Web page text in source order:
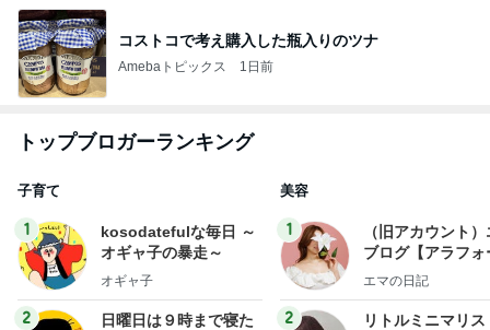
コストコで考え購入した瓶入りのツナ
Amebaトピックス 1日前
トップブロガーランキング
子育て
1
kosodatefulな毎日 ～
オギャ子の暴走～
オギャ子
2
日曜日は９時まで寝た
美容
1
（旧アカウント
ブログ【アラフォ
社売却セカンドラ
エマの日記
2
リトルミニマリス